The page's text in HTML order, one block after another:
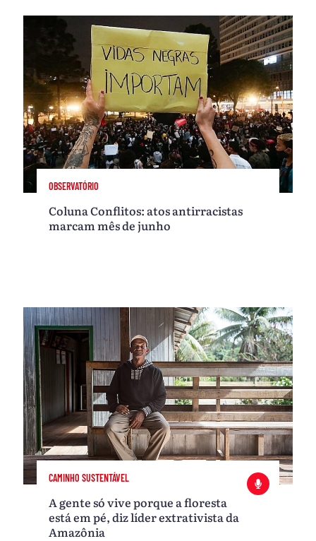
OBSERVATÓRIO
Coluna Conflitos: atos antirracistas
marcam mês de junho
CAMINHO SUSTENTÁVEL
A gente só vive porque a floresta
está em pé, diz líder extrativista da
Amazônia